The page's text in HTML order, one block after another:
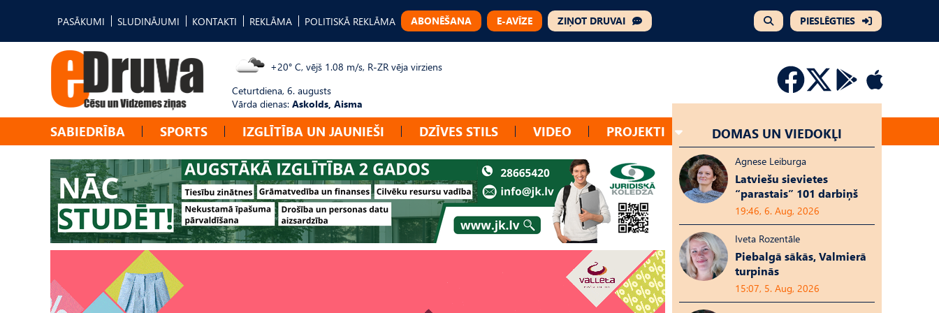
PASĀKUMI SLUDINĀJUMI KONTAKTI REKLĀMA POLITISKĀ REKLĀMA ABONĒŠANA E-AVĪZE ZIŅOT DRUVAI PIESLĒGTIES
+20° C, vējš 1.08 m/s, R-ZR vēja virziens
Ceturtdiena, 6. augusts
Vārda dienas: Askolds, Aisma
SABIEDRĪBA SPORTS IZGLĪTĪBA UN JAUNIEŠI DZĪVES STILS VIDEO PROJEKTI DOMAS UN VIEDOKĻI
Agnese Leiburga
Latviešu sievietes
“parastais” 101 darbiņš
19:46, 6. Aug, 2026
Iveta Rozentāle
Piebalgā sākās, Valmierā
turpinās
15:07, 5. Aug, 2026